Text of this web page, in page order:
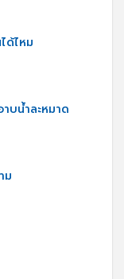
ด้ไหม
าบน้ำละหมาด
ม